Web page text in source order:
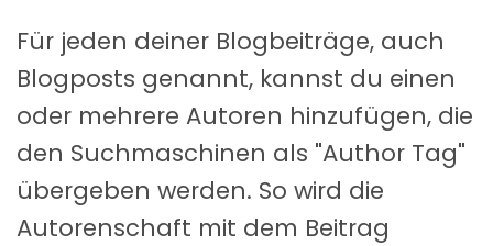
Für jeden deiner Blogbeiträge, auch
Blogposts genannt, kannst du einen
oder mehrere Autoren hinzufügen, die
den Suchmaschinen als "Author Tag"
übergeben werden. So wird die
Autorenschaft mit dem Beitrag